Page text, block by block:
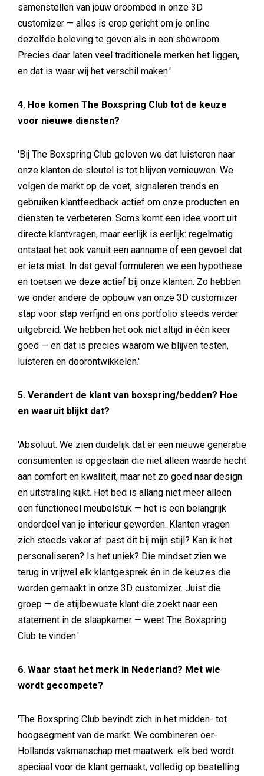
samenstellen van jouw droombed in onze 3D
customizer — alles is erop gericht om je online
dezelfde beleving te geven als in een showroom.
Precies daar laten veel traditionele merken het liggen,
en dat is waar wij het verschil maken.'
4. Hoe komen The Boxspring Club tot de keuze
voor nieuwe diensten?
'Bij The Boxspring Club geloven we dat luisteren naar
onze klanten de sleutel is tot blijven vernieuwen. We
volgen de markt op de voet, signaleren trends en
gebruiken klantfeedback actief om onze producten en
diensten te verbeteren. Soms komt een idee voort uit
directe klantvragen, maar eerlijk is eerlijk: regelmatig
ontstaat het ook vanuit een aanname of een gevoel dat
er iets mist. In dat geval formuleren we een hypothese
en toetsen we deze actief bij onze klanten. Zo hebben
we onder andere de opbouw van onze 3D customizer
stap voor stap verfijnd en ons portfolio steeds verder
uitgebreid. We hebben het ook niet altijd in één keer
goed — en dat is precies waarom we blijven testen,
luisteren en doorontwikkelen.'
5. Verandert de klant van boxspring/bedden? Hoe
en waaruit blijkt dat?
'Absoluut. We zien duidelijk dat er een nieuwe generatie
consumenten is opgestaan die niet alleen waarde hecht
aan comfort en kwaliteit, maar net zo goed naar design
en uitstraling kijkt. Het bed is allang niet meer alleen
een functioneel meubelstuk — het is een belangrijk
onderdeel van je interieur geworden. Klanten vragen
zich steeds vaker af: past dit bij mijn stijl? Kan ik het
personaliseren? Is het uniek? Die mindset zien we
terug in vrijwel elk klantgesprek én in de keuzes die
worden gemaakt in onze 3D customizer. Juist die
groep — de stijlbewuste klant die zoekt naar een
statement in de slaapkamer — weet The Boxspring
Club te vinden.'
6. Waar staat het merk in Nederland? Met wie
wordt gecompete?
'The Boxspring Club bevindt zich in het midden- tot
hoogsegment van de markt. We combineren oer-
Hollands vakmanschap met maatwerk: elk bed wordt
speciaal voor de klant gemaakt, volledig op bestelling.